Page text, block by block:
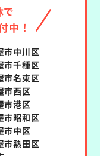
中！
市中川区
市千種区
市名東区
市西区
市港区
市昭和区
市中区
市熱田区